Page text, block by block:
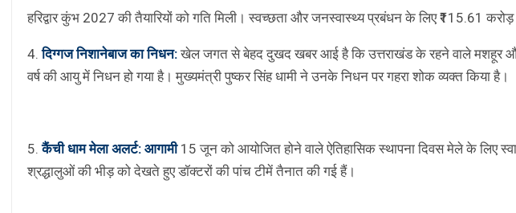
हरिद्वार कुंभ 2027 की तैयारियों को गति मिली। स्वच्छता और जनस्वास्थ्य प्रबंधन के लिए ₹115.61
4.दिग्गज निशानेबाज का निधन:खेल जगत से बेहद दुखद खबर आई है कि उत्तराखंड के रहने वाले मशहूर और
वर्ष की आयु में निधन हो गया है। मुख्यमंत्री पुष्कर सिंह धामी ने उनके निधन पर गहरा शोक व्यक्त किया है।
5.कैंची धाम मेला अलर्ट: आगामी 15 जून को आयोजित होने वाले ऐतिहासिक स्थापना दिवस मेले के लिए
श्रद्धालुओं की भीड़ को देखते हुए डॉक्टरों की पांच टीमें तैनात की गई हैं।